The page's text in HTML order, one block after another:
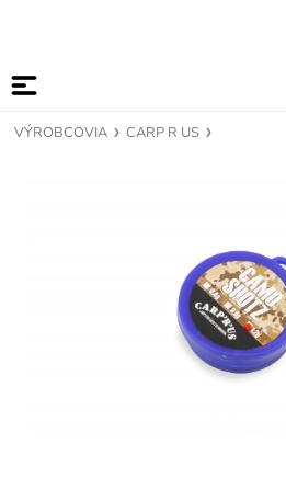
VÝROBCOVIA CARP R US